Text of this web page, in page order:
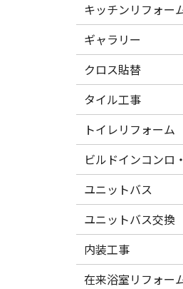
キッチンリフォー
ギャラリー
クロス貼替
タイル工事
トイレリフォーム
ビルドインコンロ
ユニットバス
ユニットバス交換
内装工事
在来浴室リフォー